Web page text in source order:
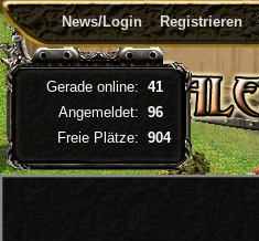
News/Login Registrieren
Gerade online: 41
Angemeldet: 96
Freie Plätze: 904